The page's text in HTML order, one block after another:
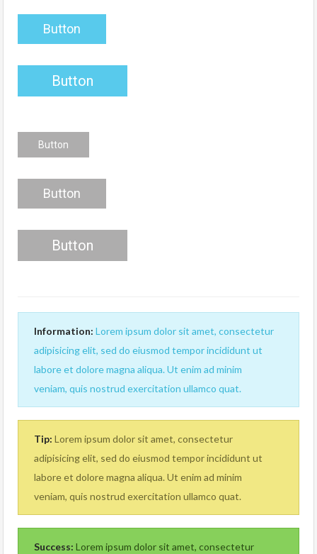
Button
Button
Button
Button
Button
Information: Lorem ipsum dolor sit amet, consectetur
adipisicing elit, sed do eiusmod tempor incididunt ut
labore et dolore magna aliqua. Ut enim ad minim
veniam, quis nostrud exercitation ullamco quat.
Tip: Lorem ipsum dolor sit amet, consectetur
adipisicing elit, sed do eiusmod tempor incididunt ut
labore et dolore magna aliqua. Ut enim ad minim
veniam, quis nostrud exercitation ullamco quat.
Success: Lorem ipsum dolor sit amet, consectetur